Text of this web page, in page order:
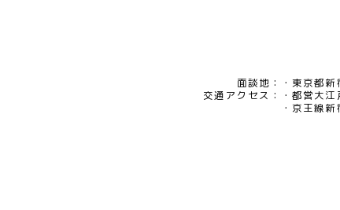
面談地：
東京都
交通アクセス：
都営大江
京王線新